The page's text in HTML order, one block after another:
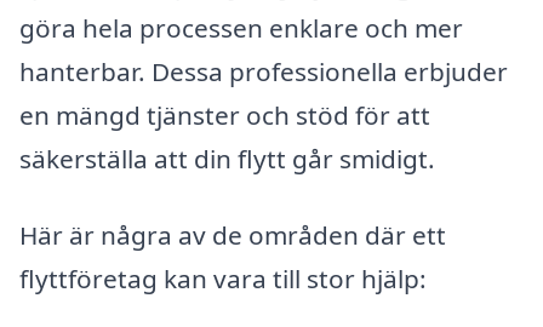
göra hela processen enklare och mer
hanterbar. Dessa professionella erbjuder
en mängd tjänster och stöd för att
säkerställa att din flytt går smidigt.
Här är några av de områden där ett
flyttföretag kan vara till stor hjälp: